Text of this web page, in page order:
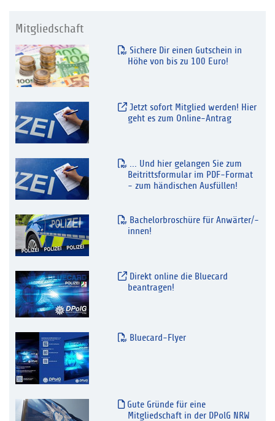
Mitgliedschaft
Sichere Dir einen Gutschein in
Höhe von bis zu 100 Euro!
Jetzt sofort Mitglied werden! Hier
geht es zum Online-Antrag
... Und hier gelangen Sie zum
Beitrittsformular im PDF-Format
- zum händischen Ausfüllen!
Bachelorbroschüre für Anwärter/-
innen!
Direkt online die Bluecard
beantragen!
Bluecard-Flyer
Gute Gründe für eine
Mitgliedschaft in der DPolG NRW